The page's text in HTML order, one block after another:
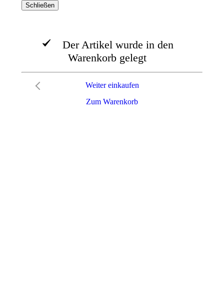
Schließen
Der Artikel wurde in den
Warenkorb gelegt
Zum Warenkorb
Weiter einkaufen